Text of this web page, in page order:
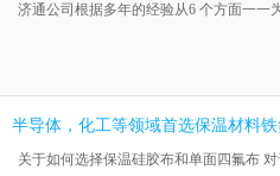
济通公司根据多年的经验从6 个方面一一
半导体，化工等领域首选保温材料
关于如何选择保温硅胶布和单面四氟布